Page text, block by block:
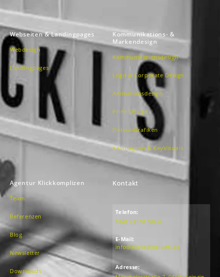
Webseiten & Landingpages
Webdesign
Landingpages
Kommunikations- &
Markendesign
Kommunikationsdesign
Logo & Corporate Design
Animationsdesign
Print-Design
Online-Grafiken
Kampagnen & KeyVisuals
Agentur Klickkomplizen
Team
Referenzen
Blog
Newsletter
Downloads
Kontakt
Telefon:
0341 / 4158 504 0
E-Mail:
info@klickkomplizen.de
Adresse: